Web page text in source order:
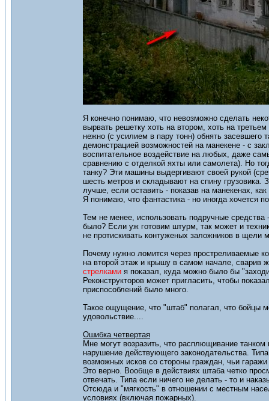
Я конечно понимаю, что невозможно сделать
вырвать решетку хоть на втором, хоть на
нежно (с усилием в пару тонн) обнять
демонстрацией возможностей на манекене - с
воспитательное воздействие на любых, даже
сравнению с отделкой яхты или самолета). Но
танку? Эти машины выдергивают своей рукой
шесть метров и складывают на спину
лучше, если оставить - показав на манекенах, как
Я понимаю, что фантастика - но иногда хочется
Тем не менее, использовать подручные
было? Если уж готовим штурм, так может и
не протискивать контуженых заложников в щели
Почему нужно ломится через простреливаемые
на второй этаж и крышу в самом начале, сварив
стрелками я показал, куда можно было бы
Реконструкторов может пригласить, чтобы
приспособлений было много.
Такое ощущение, что "штаб" полагал, что бойцы
удовольствие....
Ошибка четвертая
Мне могут возразить, что расплющивание
нарушение действующего законодательства.
возможных исков со стороны граждан, чьи
Это верно. Вообще в действиях штаба четко
отвечать. Типа если ничего не делать - то и
Отсюда и "мягкость" в отношении с местным
условиях (включая пожарных).